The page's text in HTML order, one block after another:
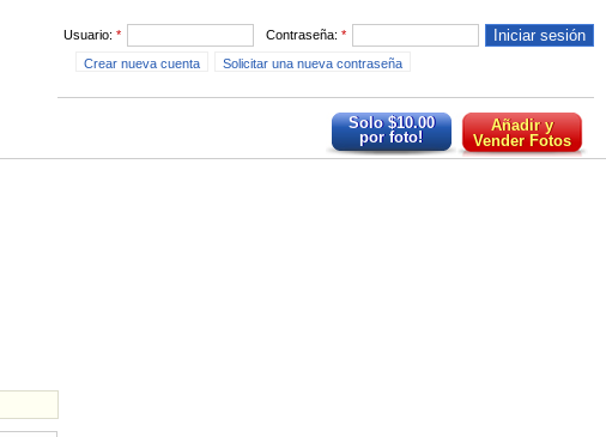
Usuario: * Contraseña: *
Crear nueva cuenta
Solicitar una nueva contraseña
Añadir y
Vender Fotos
Solo $10.00
por foto!